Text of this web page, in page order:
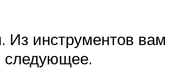
Из инструментов вам
следующее.